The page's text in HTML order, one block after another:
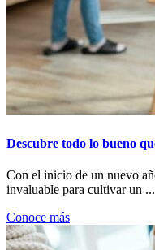
Descubre todo lo bueno
Con el inicio de un nuevo
invaluable para cultivar un ...
Conoce más